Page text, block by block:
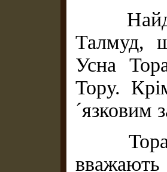
Талмуд,
Усна
Тору.
´язковим
Тора